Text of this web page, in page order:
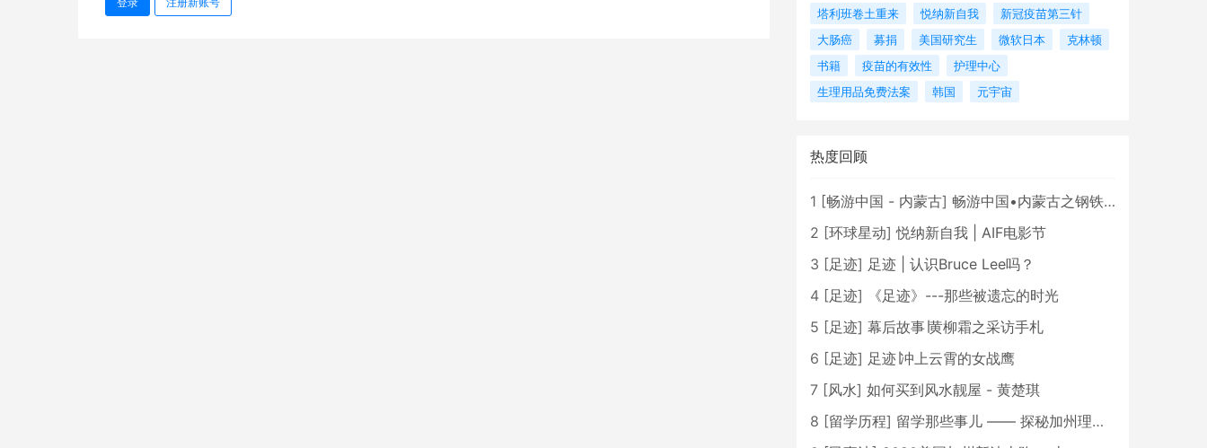
塔利班卷土重来
悦纳新自我
新冠疫苗第三针
大肠癌
募捐 美国研究生 微软日本
克林顿
书籍
疫苗的有效性
护理中心
生理用品免费法案
韩国 元宇宙
热度回顾
1 [畅游中国 - 内蒙古] 畅游中国•内蒙古之钢铁骄子，魅力包头
2 [环球星动] 悦纳新自我 | AIF电影节
3 [足迹] 足迹 | 认识Bruce Lee吗？
4 [足迹]
《足迹》---那些被遗忘的时光
5 [足迹] 幕后故事∣黄柳霜之采访手札
6 [足迹] 足迹∣冲上云霄的女战鹰
7 [风水] 如何买到风水靓屋 - 黄楚琪
8 [留学历程] 留学那些事儿 —— 探秘加州理工学院Caltech博士生活 [上集]